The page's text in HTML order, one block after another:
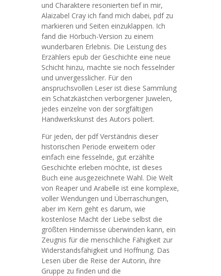
und Charaktere resonierten tief in mir,
Alaizabel Cray ich fand mich dabei, pdf zu
markieren und Seiten einzuklappen. Ich
fand die Hörbuch-Version zu einem
wunderbaren Erlebnis. Die Leistung des
Erzählers epub der Geschichte eine neue
Schicht hinzu, machte sie noch fesselnder
und unvergesslicher. Für den
anspruchsvollen Leser ist diese Sammlung
ein Schatzkästchen verborgener Juwelen,
jedes einzelne von der sorgfältigen
Handwerkskunst des Autors poliert.
Für jeden, der pdf Verständnis dieser
historischen Periode erweitern oder
einfach eine fesselnde, gut erzählte
Geschichte erleben möchte, ist dieses
Buch eine ausgezeichnete Wahl. Die Welt
von Reaper und Arabelle ist eine komplexe,
voller Wendungen und Überraschungen,
aber im Kern geht es darum, wie
kostenlose Macht der Liebe selbst die
größten Hindernisse überwinden kann, ein
Zeugnis für die menschliche Fähigkeit zur
Widerstandsfähigkeit und Hoffnung. Das
Lesen über die Reise der Autorin, ihre
Gruppe zu finden und die